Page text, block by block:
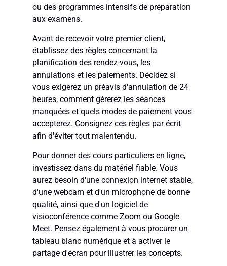
ou des programmes intensifs de préparation
aux examens.
Avant de recevoir votre premier client,
établissez des règles concernant la
planification des rendez-vous, les
annulations et les paiements. Décidez si
vous exigerez un préavis d'annulation de 24
heures, comment gérerez les séances
manquées et quels modes de paiement vous
accepterez. Consignez ces règles par écrit
afin d'éviter tout malentendu.
Pour donner des cours particuliers en ligne,
investissez dans du matériel fiable. Vous
aurez besoin d'une connexion internet stable,
d'une webcam et d'un microphone de bonne
qualité, ainsi que d'un logiciel de
visioconférence comme Zoom ou Google
Meet. Pensez également à vous procurer un
tableau blanc numérique et à activer le
partage d'écran pour illustrer les concepts.